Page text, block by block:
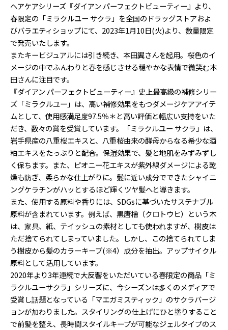
ヘアケアシリーズ『ダイアン パーフェクトビューティー』より、
春限定の「ミラクルユー サクラ」を全国のドラッグストアおよ
びバラエティショップにて、2023年1月10日(火)より、数量限定
で発売いたします。
またキービジュアルには引き続き、本田翼さんを起用。桜色のイ
メージの中でふんわりと春を感じさせる穏やかな表情で微笑む本
田さんに注目です。
『ダイアン パーフェクトビューティー』史上最高級の補修シリー
ズ「ミラクルユー」は、高い補修効果をもつダメージケアアイテ
ムとして、使用感満足度97.5％＊と高い評価と幅広い支持をいた
だき、数々の賞を受賞しています。「ミラクルユー サクラ」は、
岩手県産の八重桜エキスと、八重桜由来の酵母からなる希少な酒
粕エキスをたっぷりと配合。保湿効果で、髪と地肌をみずみずし
く保ちます。また、ピオニー花エキスが紫外線ダメージによる乾
燥も防ぎ、柔らかな仕上がりに。髪に近い成分でできたシャイニ
ングケラチンがハッとするほど輝くツヤ髪へと導きます。
また、使用する原料や香りには、SDGsに基づいたサステナブル
原料が含まれています。例えば、黒唐檜（クロトウヒ）という木
は、家具、紙、テイッシュの素材としても使われますが、樹皮は
ただ捨てられてしまっていました。しかし、この捨てられてしま
う樹皮から髪のカラーキープ(※4）成分を抽出。アップサイクル
原料として活用しています。
2020年より3年連続で大反響をいただいている春限定の商品「ミ
ラクルユーサクラ」シリーズに、今シーズンは多くのメディアで
受賞し話題となっている「マエガミスティック」のサクラバージ
ョンが加わりました。スタイリングの仕上げにひと塗りすること
で前髪を整え、長時間スタイルキープが可能なジェルタイプのス